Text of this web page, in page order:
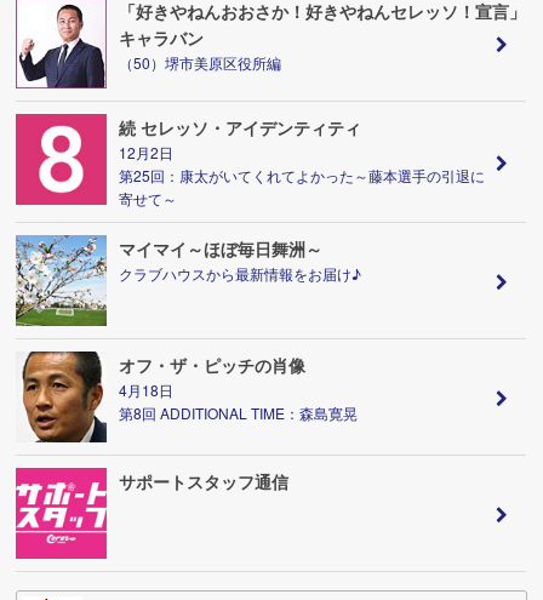
「好きやねんおおさか！好きやねんセレッソ！宣言」
キャラバン
（50）堺市美原区役所編
続 セレッソ・アイデンティティ
12月2日
第25回：康太がいてくれてよかった～藤本選手の引退に
寄せて～
マイマイ～ほぼ毎日舞洲～
クラブハウスから最新情報をお届け♪
オフ・ザ・ピッチの肖像
4月18日
第8回 ADDITIONAL TIME：森島寛晃
サポートスタッフ通信